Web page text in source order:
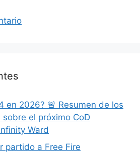
en 2026? 🚨 Resumen de los
el próximo CoD
Ward
partido a Free Fire